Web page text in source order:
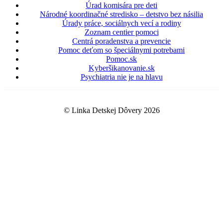
Úrad komisára pre deti
Národné koordinačné stredisko – detstvo bez násilia
Úrady práce, sociálnych vecí a rodiny
Zoznam centier pomoci
Centrá poradenstva a prevencie
Pomoc deťom so špeciálnymi potrebami
Pomoc.sk
Kyberšikanovanie.sk
Psychiatria nie je na hlavu
© Linka Detskej Dôvery 2026